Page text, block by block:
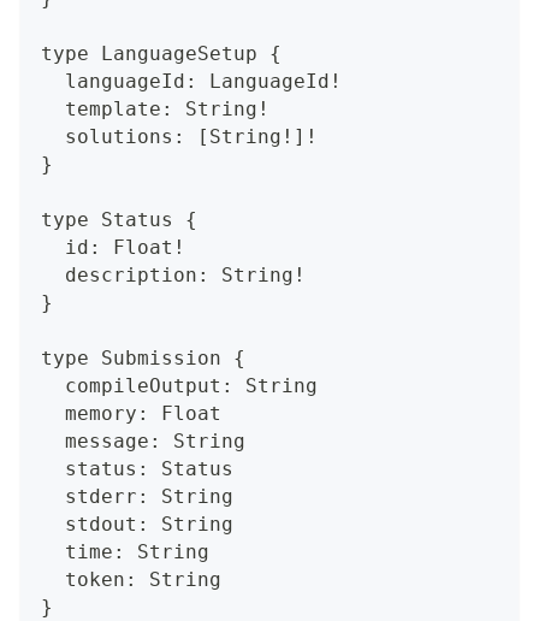
type LanguageSetup {
  languageId: LanguageId!
  template: String!
  solutions: [String!]!
}
type Status {
  id: Float!
  description: String!
}
type Submission {
  compileOutput: String
  memory: Float
  message: String
  status: Status
  stderr: String
  stdout: String
  time: String
  token: String
}